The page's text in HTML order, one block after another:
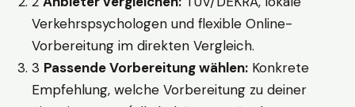
Verkehrspsychologen und flexible Online-
Vorbereitung im direkten Vergleich.
3 Passende Vorbereitung wählen: Konkrete
Empfehlung, welche Vorbereitung zu deiner